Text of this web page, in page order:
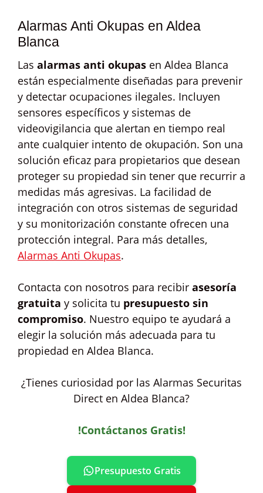
Alarmas Anti Okupas en Aldea
Blanca
Las alarmas anti okupas en Aldea Blanca
están especialmente diseñadas para prevenir
y detectar ocupaciones ilegales. Incluyen
sensores específicos y sistemas de
videovigilancia que alertan en tiempo real
ante cualquier intento de okupación. Son una
solución eficaz para propietarios que desean
proteger su propiedad sin tener que recurrir a
medidas más agresivas. La facilidad de
integración con otros sistemas de seguridad
y su monitorización constante ofrecen una
protección integral. Para más detalles,
Alarmas Anti Okupas.
Contacta con nosotros para recibir asesoría
gratuita y solicita tu presupuesto sin
compromiso. Nuestro equipo te ayudará a
elegir la solución más adecuada para tu
propiedad en Aldea Blanca.
¿Tienes curiosidad por las Alarmas Securitas
Direct en Aldea Blanca?
!Contáctanos Gratis!
Presupuesto Gratis